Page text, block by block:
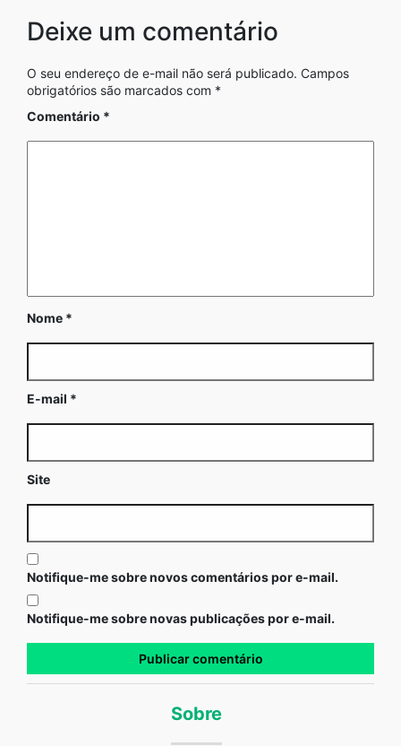
Deixe um comentário
O seu endereço de e-mail não será publicado. Campos
obrigatórios são marcados com *
Comentário *
Nome *
E-mail *
Site
Notifique-me sobre novos comentários por e-mail.
Notifique-me sobre novas publicações por e-mail.
Sobre